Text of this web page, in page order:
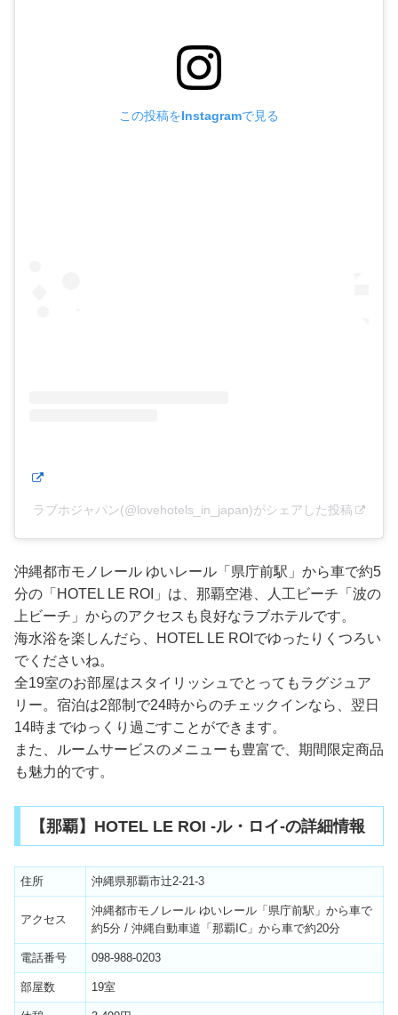
この投稿をInstagramで見る
ラブホジャパン(@lovehotels_in_japan)がシェアした投稿
沖縄都市モノレール ゆいレール「県庁前駅」から車で約5
分の「HOTEL LE ROI」は、那覇空港、人工ビーチ「波の
上ビーチ」からのアクセスも良好なラブホテルです。
海水浴を楽しんだら、HOTEL LE ROIでゆったりくつろい
でくださいね。
全19室のお部屋はスタイリッシュでとってもラグジュア
リー。宿泊は2部制で24時からのチェックインなら、翌日
14時までゆっくり過ごすことができます。
また、ルームサービスのメニューも豊富で、期間限定商品
も魅力的です。
【那覇】HOTEL LE ROI -ル・ロイ-の詳細情報
住所 沖縄県那覇市辻2-21-3
アクセス
沖縄都市モノレール ゆいレール「県庁前駅」から車で
約5分 / 沖縄自動車道「那覇IC」から車で約20分
電話番号 098-988-0203
部屋数 19室